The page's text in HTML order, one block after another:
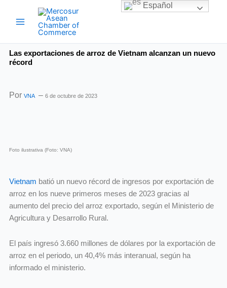
Las exportaciones de arroz de Vietnam alcanzan un nuevo
récord
Por VNA – 6 de octubre de 2023
Foto ilustrativa (Foto: VNA)
Vietnam batió un nuevo récord de ingresos por exportación de
arroz en los nueve primeros meses de 2023 gracias al
aumento del precio del arroz exportado, según el Ministerio de
Agricultura y Desarrollo Rural.
El país ingresó 3.660 millones de dólares por la exportación de
arroz en el periodo, un 40,4% más interanual, según ha
informado el ministerio.
Español